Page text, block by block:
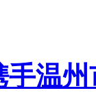
温